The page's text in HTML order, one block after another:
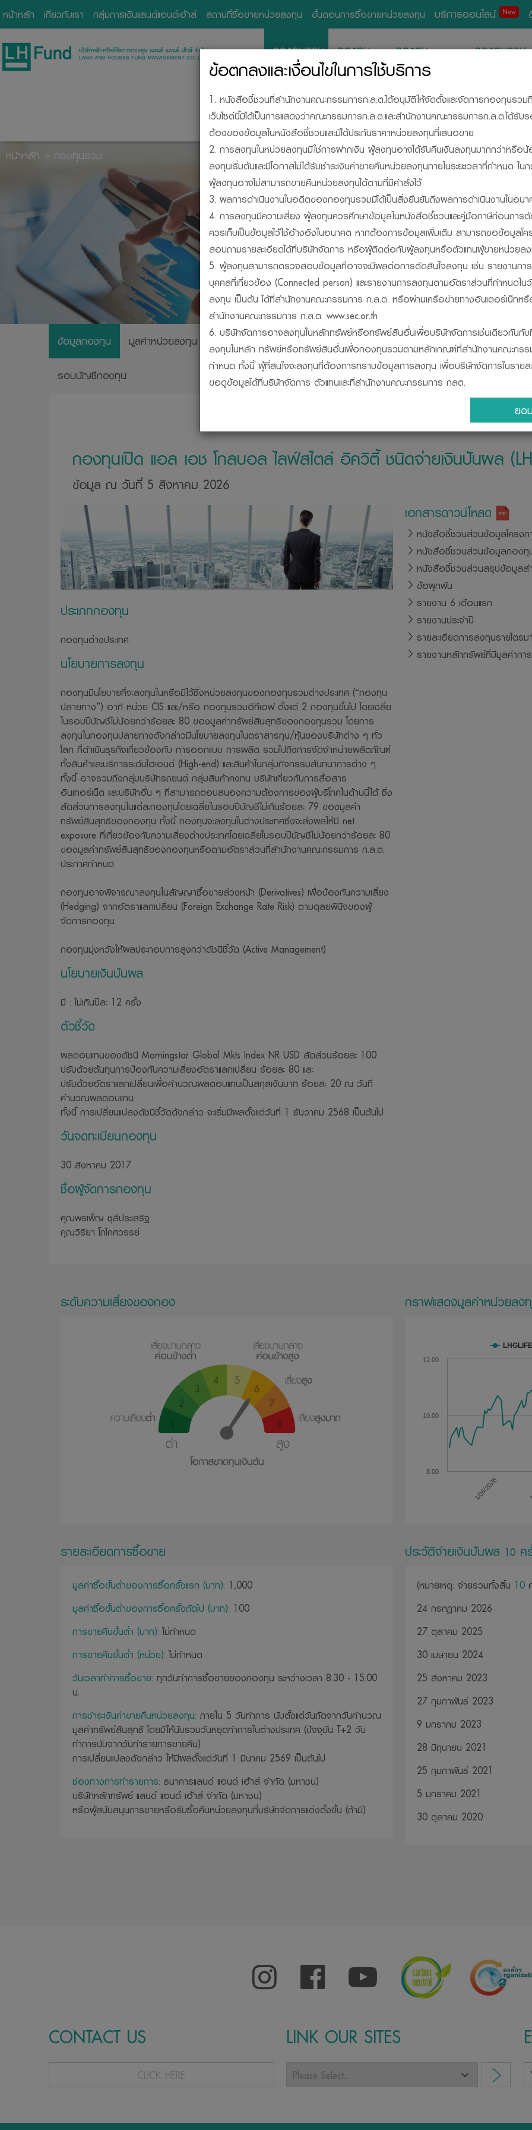
หน้าหลัก เกี่ยวกับเรา กลุ่มการเงินแลนด์แอนด์เฮ้าส์ สถานที่ซื้อขายหน่วยลงทุน ขั้นตอนการซื้อขายหน่วยลงทุน บริการออนไลน์ New
กองทุนรวม กองทุน
ส่วนบุคคล
กองทุน
สำรองเลี้ยงชีพ
กองทุนรวม
BESIDE, YOUR
กองทุนรวม
หน้าหลัก กองทุนรวม
ข้อมูลกองทุน มูลค่าหน่วยลงทุน ผลการดำเนินงาน เปรียบเทียบกองทุน ปฎิทินกองทุน ข้อมูลการจ่ายเ
รอบบัญชีกองทุน
กองทุนเปิด แอล เอช โกลบอล ไลฟ์สไตล์ อิควิตี้ ชนิดจ่ายเงินปันผล
ข้อมูล ณ วันที่ 5 สิงหาคม 2026
ประเภทกองทุน
กองทุนต่างประเทศ
นโยบายการลงทุน
กองทุนมีนโยบายที่จะลงทุนในหรือมีไว้ซึ่งหน่วยลงทุนของกองทุนรวมต่างประเทศ (“กองทุน
ปลายทาง”) อาทิ หน่วย CIS และ/หรือ กองทุนรวมอีทีเอฟ ตั้งแต่ 2 กองทุนขึ้นไป โดยเฉลี่ย
ในรอบปีบัญชีไม่น้อยกว่าร้อยละ 80 ของมูลค่าทรัพย์สินสุทธิของกองทุนรวม โดยการ
ลงทุนในกองทุนปลายทางดังกล่าวมีนโยบายลงทุนในตราสารทุน/หุ้นของบริษัทต่าง ๆ ทั่ว
โลก ที่ดำเนินธุรกิจเกี่ยวข้องกับ การออกแบบ การผลิต รวมไปถึงการจัดจำหน่ายผลิตภัณฑ์
ทั้งสินค้าและบริการระดับไฮเอนด์ (High-end) และสินค้าในกลุ่มกิจกรรมสันทนาการต่าง ๆ
ทั้งนี้ อาจรวมถึงกลุ่มบริษัทรถยนต์ กลุ่มสินค้าคงทน บริษัทเกี่ยวกับการสื่อสาร
อินเทอร์เน็ต และบริษัทอื่น ๆ ที่สามารถตอบสนองความต้องการของผู้บริโภคในด้านนี้ได้ ซึ่ง
สัดส่วนการลงทุนในแต่ละกองทุนโดยเฉลี่ยในรอบปีบัญชีไม่เกินร้อยละ 79 ของมูลค่า
ทรัพย์สินสุทธิของกองทุน ทั้งนี้ กองทุนจะลงทุนในต่างประเทศซึ่งจะส่งผลให้มี net
exposure ที่เกี่ยวข้องกับความเสี่ยงต่างประเทศโดยเฉลี่ยในรอบปีบัญชีไม่น้อยกว่าร้อยละ 80
ของมูลค่าทรัพย์สินสุทธิของกองทุนหรือตามอัตราส่วนที่สำนักงานคณะกรรมการ ก.ล.ต.
ประกาศกำหนด
กองทุนอาจพิจารณาลงทุนในสัญญาซื้อขายล่วงหน้า (Derivatives) เพื่อป้องกันความเสี่ยง
(Hedging) จากอัตราแลกเปลี่ยน (Foreign Exchange Rate Risk) ตามดุลยพินิจของผู้
จัดการกองทุน
กองทุนมุ่งหวังให้ผลประกอบการสูงกว่าดัชนีชี้วัด (Active Management)
นโยบายเงินปันผล
มี : ไม่เกินปีละ 12 ครั้ง
ตัวชี้วัด
ผลตอบแทนของดัชนี Morningstar Global Mkts Index NR USD สัดส่วนร้อยละ 100
ปรับด้วยต้นทุนการป้องกันความเสี่ยงอัตราแลกเปลี่ยน ร้อยละ 80 และ
ปรับด้วยอัตราแลกเปลี่ยนเพื่อคำนวณผลตอบแทนเป็นสกุลเงินบาท ร้อยละ 20 ณ วันที่
คำนวณผลตอบแทน
ทั้งนี้ การเปลี่ยนแปลงดัชนีชี้วัดดังกล่าว จะเริ่มมีผลตั้งแต่วันที่ 1 ธันวาคม 2568 เป็นต้นไป
วันจดทะเบียนกองทุน
30 สิงหาคม 2017
ชื่อผู้จัดการกองทุน
คุณพรเพ็ญ ชุลีประเสริฐ
คุณวิริยา โภไคศวรรย์
เอกสารดาวน์โหลด
หนังสือชี้ชวนส่วนข้อมูลโครงก
หนังสือชี้ชวนส่วนข้อมูลกองทุ
หนังสือชี้ชวนส่วนสรุปข้อมูล
ข้อผูกพัน
รายงาน 6 เดือนแรก
รายงานประจำปี
รายละเอียดการลงทุนรายไตร
รายงานหลักทรัพย์ที่มีมูลค่าก
ระดับความเสี่ยงของกอง กราฟแสดงมูลค่าหน่วยลง
1/06/2026
8.00
10.00
12.00
รายละเอียดการซื้อขาย
มูลค่าซื้อขั้นต่ำของการซื้อครั้งแรก (บาท): 1,000
มูลค่าซื้อขั้นต่ำของการซื้อครั้งถัดไป (บาท): 100
การขายคืนขั้นต่ำ (บาท):ไม่กำหนด
การขายคืนขั้นต่ำ (หน่วย):ไม่กำหนด
วันเวลาทำการซื้อขาย: ทุกวันทำการซื้อขายของกองทุน ระหว่างเวลา 8.30 - 15.00
น.
การชำระเงินค่าขายคืนหน่วยลงทุน: ภายใน 5 วันทำการ นับตั้งแต่วันถัดจากวันคำนวณ
มูลค่าทรัพย์สินสุทธิ โดยมิให้นับรวมวันหยุดทำการในต่างประเทศ (ปัจจุบัน T+2 วัน
ทำการนับจากวันทำรายการขายคืน)
การเปลี่ยนแปลงดังกล่าว ให้มีผลตั้งแต่วันที่ 1 มีนาคม 2569 เป็นต้นไป
ช่องทางการทำรายการ: ธนาคารแลนด์ แอนด์ เฮ้าส์ จำกัด (มหาชน)
บริษัทหลักทรัพย์ แลนด์ แอนด์ เฮ้าส์ จำกัด (มหาชน)
หรือผู้สนับสนุนการขายหรือรับซื้อคืนหน่วยลงทุนที่บริษัทจัดการแต่งตั้งขึ้น (ถ้ามี)
ประวัติจ่ายเงินปันผล 10 ค
(หมายเหตุ: จ่ายรวมทั้งสิ้น 10
24 กรกฎาคม 2026
27 ตุลาคม 2025
30 เมษายน 2024
25 สิงหาคม 2023
27 กุมภาพันธ์ 2023
9 มกราคม 2023
28 มิถุนายน 2021
25 กุมภาพันธ์ 2021
5 มกราคม 2021
30 ตุลาคม 2020
CONTACT US
CLICK HERE
LINK OUR SITES
ข้อตกลงและเงื่อนไขในการใช้บริการ
1. หนังสือชี้ชวนที่สำนักงานคณะกรรมการก.ล.ต.ได้อนุมัติให้จัดตั้งและจัดการกองทุนรวม
เว็บไซต์นี้มิได้เป็นการแสดงว่าคณะกรรมการก.ล.ต.และสำนักงานคณะกรรมการก.ล.ต.ได้รั
ต้องของข้อมูลในหนังสือชี้ชวนและมิได้ประกันราคาหน่วยลงทุนที่เสนอขาย
2. การลงทุนในหน่วยลงทุนมิใช่การฝากเงิน ผู้ลงทุนอาจได้รับคืนเงินลงทุนมากกว่าหรือน้
ลงทุนเริ่มต้นและมีโอกาสไม่ได้รับชำระเงินค่าขายคืนหน่วยลงทุนภายในระยะเวลาที่กำหนด ใ
ผู้ลงทุนอาจไม่สามารถขายคืนหน่วยลงทุนได้ตามที่มีคำสั่งไว้
3. ผลการดำเนินงานในอดีตของกองทุนรวมมิได้เป็นสิ่งยืนยันถึงผลการดำเนินงานในอน
4. การลงทุนมีความเสี่ยง ผู้ลงทุนควรศึกษาข้อมูลในหนังสือชี้ชวนและคู่มือภาษีก่อนการตั
ควรเก็บเป็นข้อมูลไว้ใช้อ้างอิงในอนาคต หากต้องการข้อมูลเพิ่มเติม สามารถขอข้อมูลโค
สอบถามรายละเอียดได้ที่บริษัทจัดการ หรือผู้ติดต่อกับผู้ลงทุนหรือตัวแทนผู้ขายหน่วย
5. ผู้ลงทุนสามารถตรวจสอบข้อมูลที่อาจจะมีผลต่อการตัดสินใจลงทุน เช่น รายงานกา
บุคคลที่เกี่ยวข้อง (Connected person) และรายงานการลงทุนตามอัตราส่วนที่กำหนดใน
ลงทุน เป็นต้น ได้ที่สำนักงานคณะกรรมการ ก.ล.ต. หรือผ่านเครือข่ายทางอินเตอร์เน็ทหรื
สำนักงานคณะกรรมการ ก.ล.ต. www.sec.or.th
6. บริษัทจัดการอาจลงทุนในหลักทรัพย์หรือทรัพย์สินอื่นเพื่อบริษัทจัดการเช่นเดียวกันกั
ลงทุนในหลัก ทรัพย์หรือทรัพย์สินอื่นเพื่อกองทุนรวมตามหลักเกณฑ์ที่สำนักงานคณะกร
กำหนด ทั้งนี้ ผู้ที่สนใจจะลงทุนที่ต้องการทราบข้อมูลการลงทุน เพื่อบริษัทจัดการในรายล
ขอดูข้อมูลได้ที่บริษัทจัดการ ตัวแทนและที่สำนักงานคณะกรรมการ กลต.
7. กองทุนรวมเป็นนิติบุคคลแยกต่างหากจากบริษัทจัดการ ดังนั้น บริษัทจัดการจึงไม่มีภา
ชดเชยผลขาดทุนของกองทุนรวม ทั้งนี้ ผลการดำเนินงานของกองทุนรวมไม่ได้ขึ้นอยู่กับ
เงินหรือผลการดำเนินงานของบริษัทจัดการ
8. การวัดผลการดำเนินงานของกองทุนรวม จัดทำขึ้นตามมาตรฐานการวัดผลการดำเ
สมาคมบริษัทจัดการลงทุน
9. ผู้ลงทุนสามารถตรวจดูแนวทางในการใช้สิทธิออกเสียง และดำเนินการใช้สิทธิออกเสีย
10. ผู้ลงทุนควรตรวจสอบให้แน่ใจว่าผู้ขายหน่วยลงทุนเป็นบุคคลที่ ได้รับความเห็นชอบจ
กรรมการ ก.ล.ต. และควรขอดูบัตรประจำตัวของบุคคลดังกล่าวที่สำนักงานคณะกรรมก
ให้ด้วย
11. บริษัทจัดการอนุญาตให้พนักงานลงทุนในหลักทรัพย์เพื่อตนเองได้โดยจะ ต้องปฏิบัติ
และประกาศต่างๆ ที่สมาคมบริษัทจัดการลงทุนกำหนด และจะต้องเปิดเผยการลงทุนดังกล่
ทราบเพื่อที่บริษัทจัดการ จะสามารถกำกับและดูแลการซื้อขายหลักทรัพย์ของพนักงานได้
12. บริษัทจัดการขอสงวนสิทธิ์ในข้อมูล เอกสาร ที่ปรากฏบนเว็บไซด์นี้ โดยห้ามมิให้ผู้ใดเ
ดัดแปลง ลอกเลียนแบบ เผยแพร่ อ้างอิง ไม่ว่าทั้งหมดหรือบางส่วน หรือใช้วิธีการใดก็ตา
13. บริษัทจัดการและผู้บริหาร รวมถึงพนักงานเจ้าหน้าที่ของบริษัทจัดการ ขอสงวนสิทธิ์
มาจากการเข้ามาใช้เว็บไซด์นี้
14. บริษัทขอสงวนสิทธิ์ในการแก้ไข ปรับปรุง หรือเปลี่ยนแปลงข้อมูลใดๆ ใน website แห่ง
ต้องแจ้งให้ทราบล่วงหน้าแต่อย่างใด
15. บริษัทจัดการตระหนักถึงความสำคัญของข้อมูลส่วนบุคคลของท่าน จะมุ่งมั่นรักษาคว
ความปลอดภัยของข้อมูลส่วนบุคคลของท่านไว้เป็นอย่างดี เพื่อให้มั่นใจได้ว่าข้อมูลดังกล่า
รวบรวม ใช้หรือเปิดเผยอย่างถูกต้องตามกฏหมาย ท่านสามารถอ่านนโยบายคุ้มครองข้
ได้ที่เว็บไซต์https://www.lhfund.co.th/Home/PrivacyNotice
ยอ